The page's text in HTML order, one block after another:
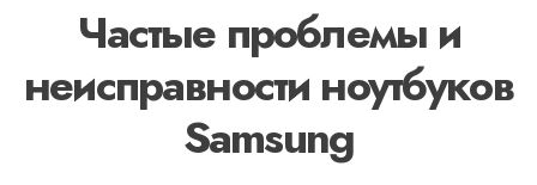
Частые проблемы и
неисправности ноутбуков
Samsung